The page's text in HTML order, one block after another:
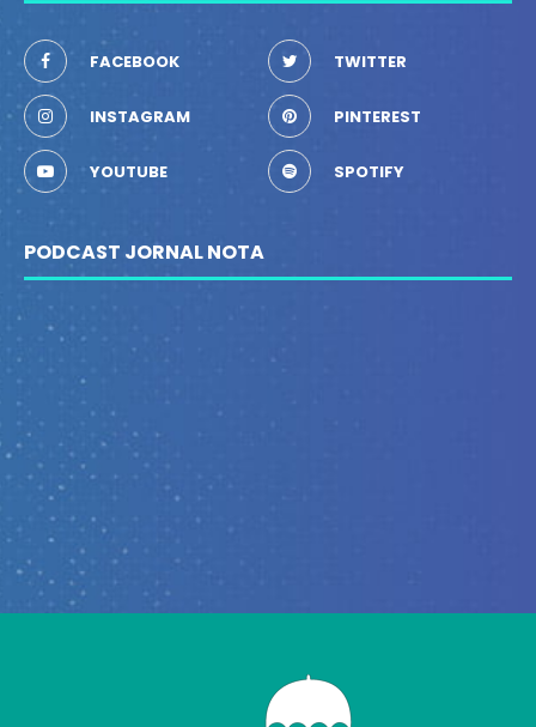
FACEBOOK TWITTER
INSTAGRAM PINTEREST
YOUTUBE SPOTIFY
PODCAST JORNAL NOTA